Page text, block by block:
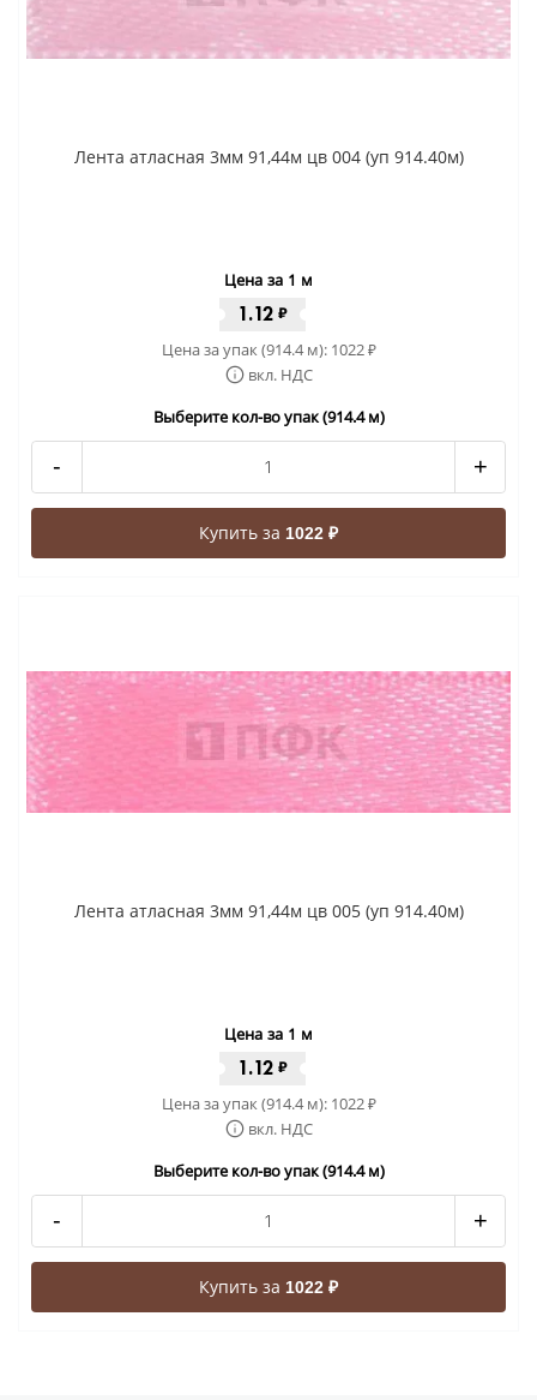
Лента атласная 3мм 91,44м цв 004 (уп 914.40м)
Цена за 1 м
1.12 ₽
Цена за упак (914.4 м): 1022₽
вкл. НДС
Выберите кол-во упак (914.4 м)
- +
Купить за 1022 ₽
Лента атласная 3мм 91,44м цв 005 (уп 914.40м)
Цена за 1 м
1.12 ₽
Цена за упак (914.4 м): 1022₽
вкл. НДС
Выберите кол-во упак (914.4 м)
- +
Купить за 1022 ₽